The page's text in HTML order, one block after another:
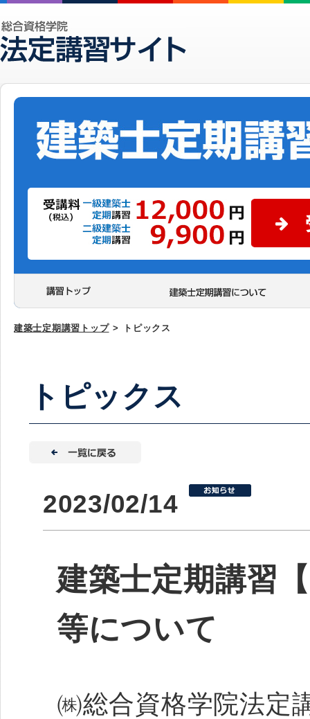
建築士定期講習トップ > トピックス
トピックス
2023/02/14
建築士定期講習
等について
㈱総合資格学院法定